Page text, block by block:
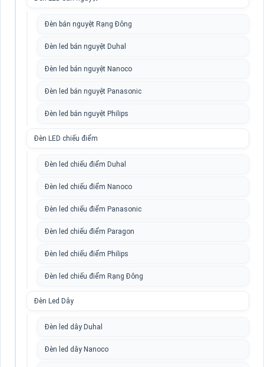
Đèn bán nguyệt Rạng Đông
Đèn led bán nguyệt Duhal
Đèn led bán nguyệt Nanoco
Đèn led bán nguyệt Panasonic
Đèn led bán nguyệt Philips
Đèn LED chiếu điểm
Đèn led chiếu điểm Duhal
Đèn led chiếu điểm Nanoco
Đèn led chiếu điểm Panasonic
Đèn led chiếu điểm Paragon
Đèn led chiếu điểm Philips
Đèn led chiếu điểm Rạng Đông
Đèn Led Dây
Đèn led dây Duhal
Đèn led dây Nanoco